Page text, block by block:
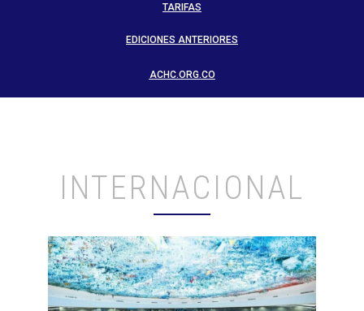
TARIFAS
EDICIONES ANTERIORES
ACHC.ORG.CO
INTERNACIONAL